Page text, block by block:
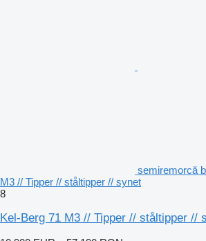
semiremorcă
M3 // Tipper // ståltipper // synet
8
Kel-Berg 71 M3 // Tipper // ståltipper //